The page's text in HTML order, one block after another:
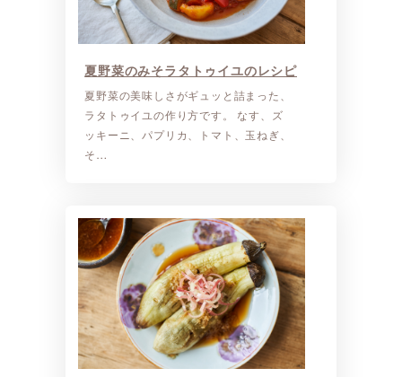
夏野菜のみそラタトゥイユのレシピ
夏野菜の美味しさがギュッと詰まった、
ラタトゥイユの作り方です。 なす、ズ
ッキーニ、パプリカ、トマト、玉ねぎ、
そ…